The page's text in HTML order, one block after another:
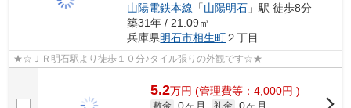
山陽電鉄本線 「山陽明石 」駅 徒歩8分
築31年 / 21.09㎡
兵庫県明石市相生町２丁目
★☆ＪＲ明石駅より徒歩１０分♪タイル張りの外観です☆★
5.2万円 (管理費等：4,000円 )
敷金 礼金